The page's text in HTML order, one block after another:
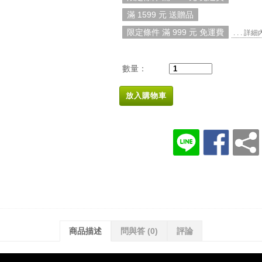
滿 1599 元 送贈品
限定條件 滿 999 元 免運費
. . . 詳細
數量：
放入購物車
商品描述 問與答 (0) 評論